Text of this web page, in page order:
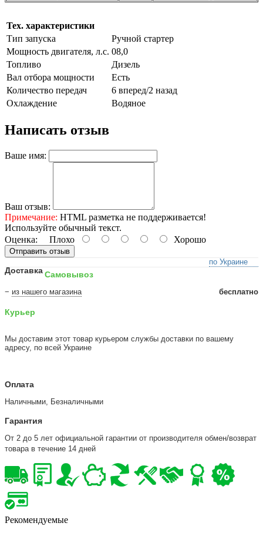
Тех. характеристики
Тип запуска
Ручной стартер
Мощность двигателя, л.с. 08,0
Топливо
Дизель
Вал отбора мощности
Есть
Количество передач
6 вперед/2 назад
Охлаждение
Водяное
Написать отзыв
Ваше имя:
Ваш отзыв:
Примечание: HTML разметка не поддерживается!
Используйте обычный текст.
Оценка: Плохо Хорошо
Отправить отзыв
Доставка
по Украине
Самовывоз
− из нашего магазина бесплатно
Курьер
Мы доставим этот товар курьером службы доставки по вашему
адресу, по всей Украине
Оплата
Наличными, Безналичными
Гарантия
От 2 до 5 лет официальной гарантии от производителя обмен/возврат
товара в течение 14 дней
Рекомендуемые